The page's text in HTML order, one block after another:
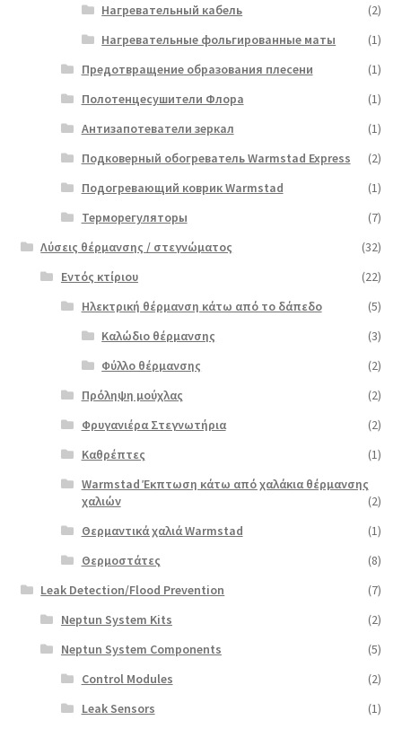
Нагревательный кабель
(2)
Нагревательные фольгированные маты
(1)
Предотвращение образования плесени
(1)
Полотенцесушители Флора
(1)
Антизапотеватели зеркал
(1)
Подковерный обогреватель Warmstad Express
(2)
Подогревающий коврик Warmstad
(1)
Терморегуляторы
(7)
Λύσεις θέρμανσης / στεγνώματος
(32)
Εντός κτίριου
(22)
Ηλεκτρική θέρμανση κάτω από το δάπεδο
(5)
Καλώδιο θέρμανσης
(3)
Φύλλο θέρμανσης
(2)
Πρόληψη μούχλας
(2)
Φρυγανιέρα Στεγνωτήρια
(2)
Καθρέπτες
(1)
Warmstad Έκπτωση κάτω από χαλάκια θέρμανσης
χαλιών
(2)
Θερμαντικά χαλιά Warmstad
(1)
Θερμοστάτες
(8)
Leak Detection/Flood Prevention
(7)
Neptun System Kits
(2)
Neptun System Components
(5)
Control Modules
(2)
Leak Sensors
(1)